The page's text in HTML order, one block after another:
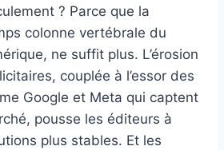
? Parce que la
colonne vertébrale du
ne suffit plus. L’érosion
couplée à l’essor des
Google et Meta qui captent
pousse les éditeurs à
plus stables. Et les